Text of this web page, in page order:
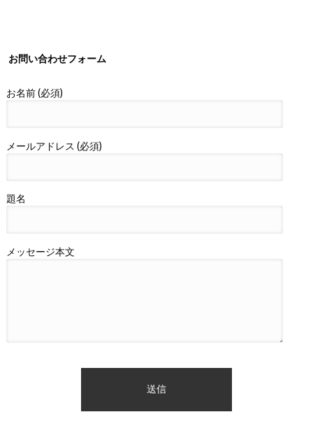
お問い合わせフォーム
お名前 (必須)
メールアドレス (必須)
題名
メッセージ本文